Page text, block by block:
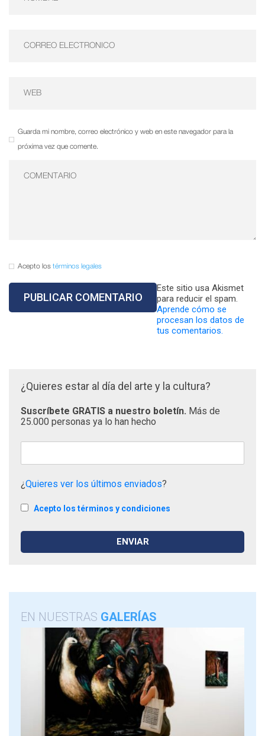
Guarda mi nombre, correo electrónico y web en este navegador para la
próxima vez que comente.
Acepto los términos legales
Este sitio usa Akismet
para reducir el spam.
Aprende cómo se
procesan los datos de
tus comentarios.
¿Quieres estar al día del arte y la cultura?
Suscríbete GRATIS a nuestro boletín. Más de
25.000 personas ya lo han hecho
¿Quieres ver los últimos enviados?
Acepto los términos y condiciones
EN NUESTRAS GALERÍAS